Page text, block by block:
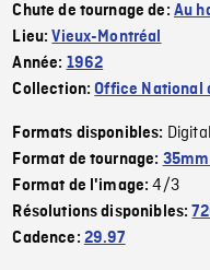
Chute de tournage de: Au
Lieu:Vieux-Montréal
Année: 1962
Collection:Office National
Formats disponibles:
Format de tournage:
Format de l'image:4/3
Résolutions disponibles:
Cadence: 29.97